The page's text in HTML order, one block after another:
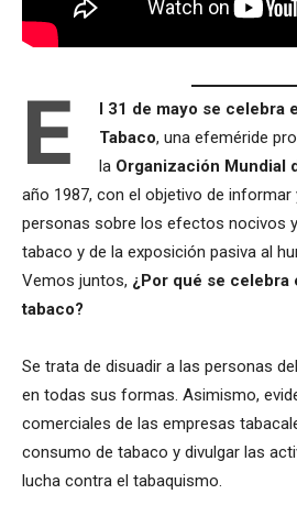
E
l 31 de mayo se celebra
Tabaco, una efeméride
la Organización Mundial
año 1987, con el objetivo de informar
personas sobre los efectos nocivos
tabaco y de la exposición pasiva al
Vemos juntos, ¿Por qué se celebra
tabaco?
Se trata de disuadir a las personas
en todas sus formas. Asimismo,
comerciales de las empresas
consumo de tabaco y divulgar las
lucha contra el tabaquismo.